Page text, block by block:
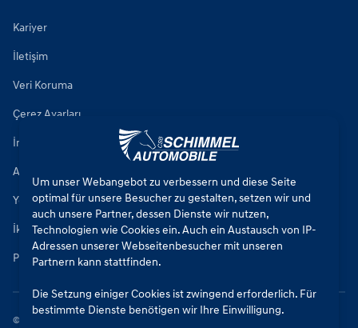
Kariyer
İletişim
Veri Koruma
Çerez Ayarları
İmza
Araç Onarım Koşulları
Yeni Araç Satış Koşulları
İkinci El Araç Satış Koşulları
Parça Satış Koşulları
©
Um unser Webangebot zu verbessern und diese Seite
optimal für unsere Besucher zu gestalten, setzen wir und
auch unsere Partner, dessen Dienste wir nutzen,
Technologien wie Cookies ein. Auch ein Austausch von IP-
Adressen unserer Webseitenbesucher mit unseren
Partnern kann stattfinden.
Die Setzung einiger Cookies ist zwingend erforderlich. Für
bestimmte Dienste benötigen wir Ihre Einwilligung.